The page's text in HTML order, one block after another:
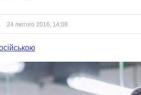
24 лютого 2016, 14:08